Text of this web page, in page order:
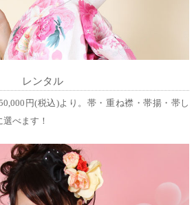
レンタル
円(税込)より。帯・重ね襟・帯揚・帯し
べます！